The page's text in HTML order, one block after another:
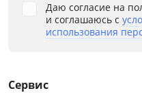
Даю согласие на
и соглашаюсь с
использования
Сервис